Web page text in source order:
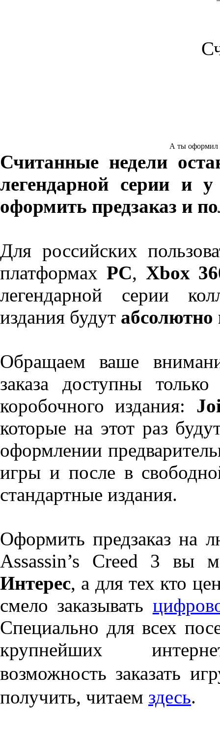
А ты оформил
Считанные недели
легендарной серии и
оформить предзаказ и
Для российских
платформах PC, Xbox
легендарной серии
издания будут
Обращаем ваше
заказа доступны
коробочного издания:
которые на этот раз
оформлении
игры и после в
стандартные издания.
Оформить предзаказ на
Assassin’s Creed 3 вы
Интерес, а для тех кто
смело заказывать
Специально для всех
крупнейших
возможность заказать
получить, читаем здесь.